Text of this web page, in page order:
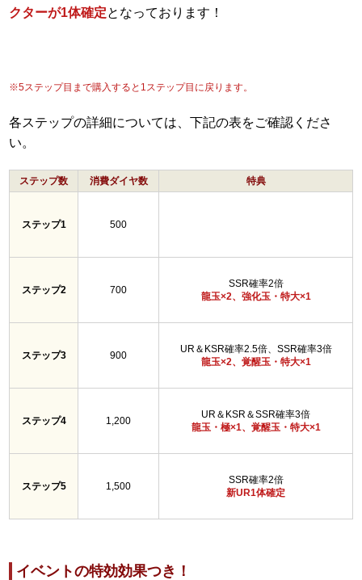
クターが1体確定となっております！
※5ステップ目まで購入すると1ステップ目に戻ります。
各ステップの詳細については、下記の表をご確認くださ
い。
ステップ数 消費ダイヤ数 特典
ステップ1 500
ステップ2 700
SSR確率2倍
龍玉×2、強化玉・特大×1
ステップ3 900
UR＆KSR確率2.5倍、SSR確率3倍
龍玉×2、覚醒玉・特大×1
ステップ4 1,200
UR＆KSR＆SSR確率3倍
龍玉・極×1、覚醒玉・特大×1
ステップ5 1,500
SSR確率2倍
新UR1体確定
イベントの特効効果つき！